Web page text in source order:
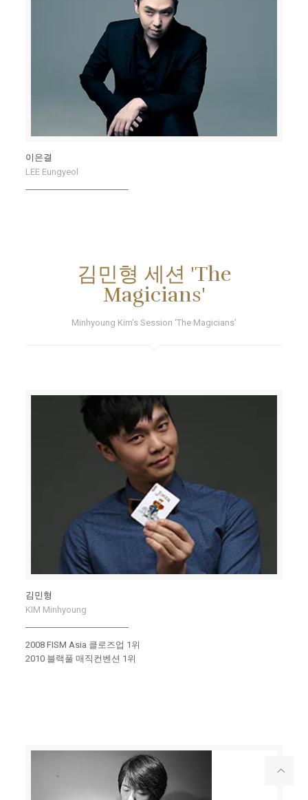
이은결
LEE Eungyeol
김민형 세션 'The
Magicians'
Minhyoung Kim’s Session ‘The Magicians’
김민형
KIM Minhyoung
2008 FISM Asia 클로즈업 1위
2010 블랙풀 매직컨벤션 1위